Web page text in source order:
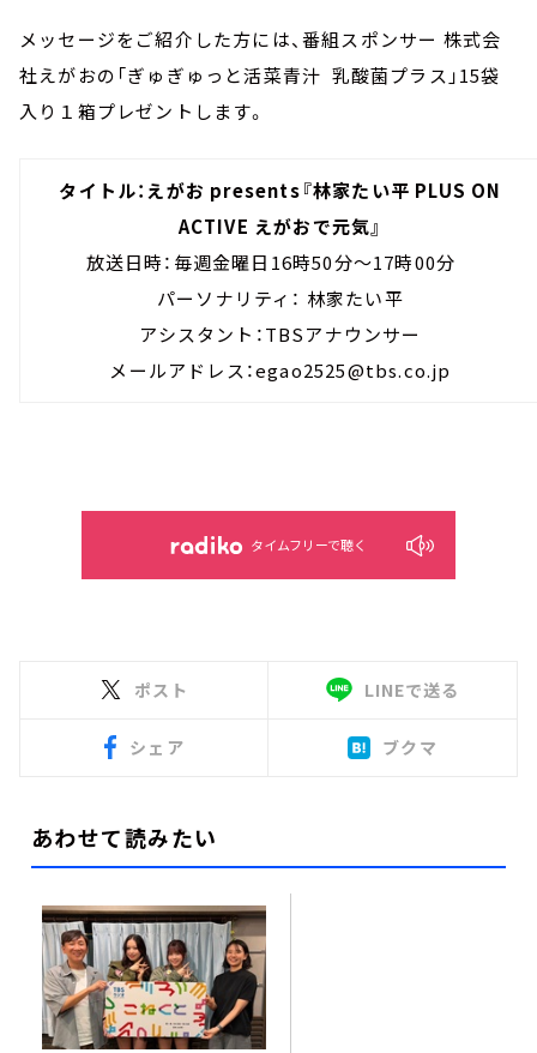
メッセージをご紹介した方には、番組スポンサー 株式会
社えがおの「ぎゅぎゅっと活菜青汁 乳酸菌プラス」15袋
入り１箱プレゼントします。
タイトル：えがお presents『林家たい平 PLUS ON
ACTIVE えがおで元気』
放送日時：毎週金曜日16時50分～17時00分
パーソナリティ： 林家たい平
アシスタント：TBSアナウンサー
メールアドレス：egao2525@tbs.co.jp
タイムフリーで聴く
ポスト LINEで送る
シェア ブクマ
あわせて読みたい